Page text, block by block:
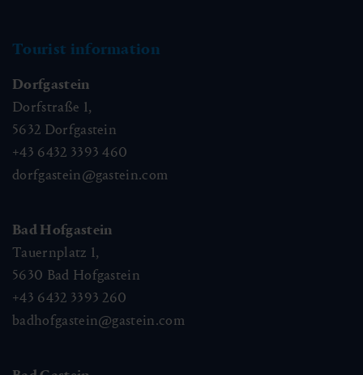
Tourist information
Dorfgastein
Dorfstraße 1,
5632 Dorfgastein
+43 6432 3393 460
dorfgastein@gastein.com
Bad Hofgastein
Tauernplatz 1,
5630 Bad Hofgastein
+43 6432 3393 260
badhofgastein@gastein.com